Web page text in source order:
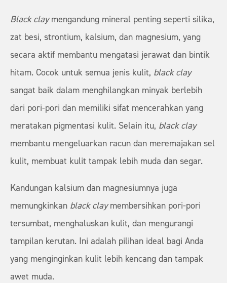
Black claymengandung mineral penting seperti silika,
zat besi, strontium, kalsium, dan magnesium, yang
secara aktif membantu mengatasi jerawat dan bintik
hitam. Cocok untuk semua jenis kulit, black clay
sangat baik dalam menghilangkan minyak berlebih
dari pori-pori dan memiliki sifat mencerahkan yang
meratakan pigmentasi kulit. Selain itu, black clay
membantu mengeluarkan racun dan meremajakan sel
kulit, membuat kulit tampak lebih muda dan segar.
Kandungan kalsium dan magnesiumnya juga
memungkinkan black claymembersihkan pori-pori
tersumbat, menghaluskan kulit, dan mengurangi
tampilan kerutan. Ini adalah pilihan ideal bagi Anda
yang menginginkan kulit lebih kencang dan tampak
awet muda.